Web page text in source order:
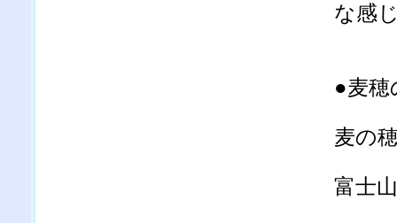
な感
●麦穂
麦の
富士